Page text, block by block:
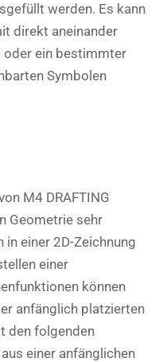
werden. Es kann
direkt aneinander
oder ein bestimmter
Symbolen
M4 DRAFTING
Geometrie sehr
einer 2D-Zeichnung
einer
können
anfänglich platzierten
den folgenden
einer anfänglichen